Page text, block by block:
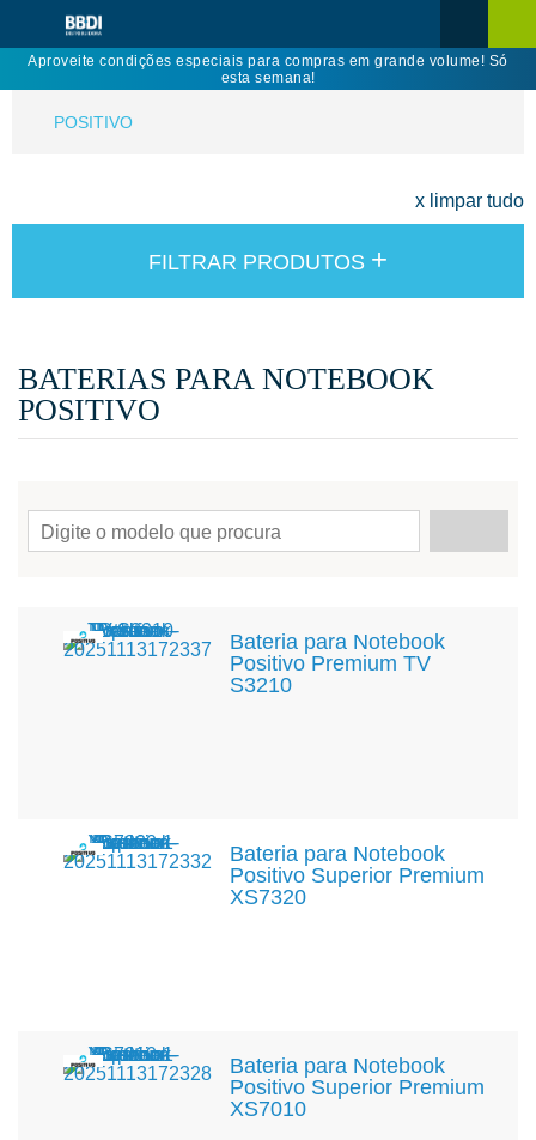
Aproveite condições especiais para compras em grande volume! Só
esta semana!
POSITIVO
x limpar tudo
FILTRAR PRODUTOS +
BATERIAS PARA NOTEBOOK
POSITIVO
Bateria para Notebook
Positivo Premium TV
S3210
Bateria para Notebook
Positivo Superior Premium
XS7320
Bateria para Notebook
Positivo Superior Premium
XS7010